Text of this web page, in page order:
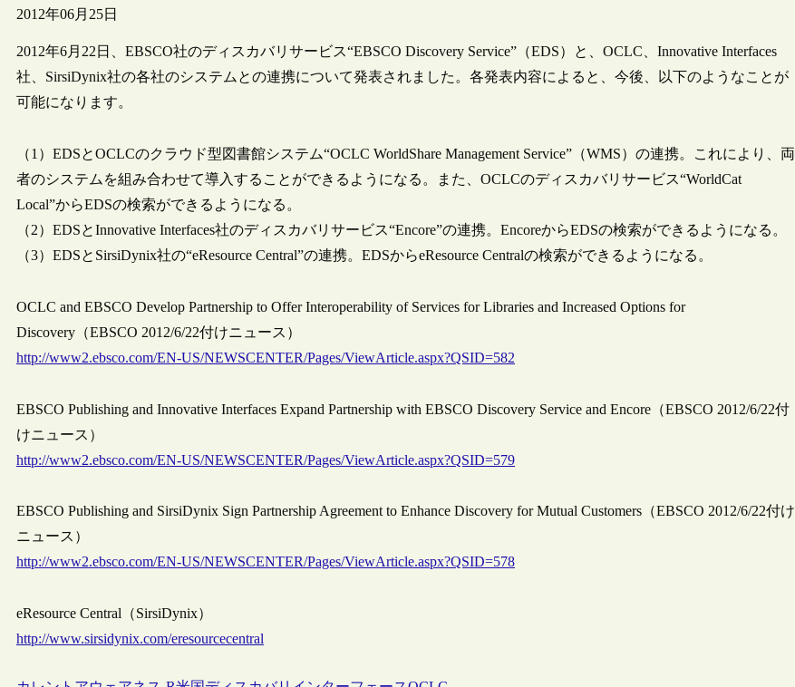
2012年06月25日
2012年6月22日、EBSCO社のディスカバリサービス“EBSCO Discovery Service”（EDS）と、OCLC、Innovative Interfaces
社、SirsiDynix社の各社のシステムとの連携について発表されました。各発表内容によると、今後、以下のようなことが
可能になります。
（1）EDSとOCLCのクラウド型図書館システム“OCLC WorldShare Management Service”（WMS）の連携。これにより、両
者のシステムを組み合わせて導入することができるようになる。また、OCLCのディスカバリサービス“WorldCat
Local”からEDSの検索ができるようになる。
（2）EDSとInnovative Interfaces社のディスカバリサービス“Encore”の連携。EncoreからEDSの検索ができるようになる。
（3）EDSとSirsiDynix社の“eResource Central”の連携。EDSからeResource Centralの検索ができるようになる。
OCLC and EBSCO Develop Partnership to Offer Interoperability of Services for Libraries and Increased Options for
Discovery（EBSCO 2012/6/22付けニュース）
http://www2.ebsco.com/EN-US/NEWSCENTER/Pages/ViewArticle.aspx?QSID=582
EBSCO Publishing and Innovative Interfaces Expand Partnership with EBSCO Discovery Service and Encore（EBSCO 2012/6/22付
けニュース）
http://www2.ebsco.com/EN-US/NEWSCENTER/Pages/ViewArticle.aspx?QSID=579
EBSCO Publishing and SirsiDynix Sign Partnership Agreement to Enhance Discovery for Mutual Customers（EBSCO 2012/6/22付け
ニュース）
http://www2.ebsco.com/EN-US/NEWSCENTER/Pages/ViewArticle.aspx?QSID=578
eResource Central（SirsiDynix）
http://www.sirsidynix.com/eresourcecentral